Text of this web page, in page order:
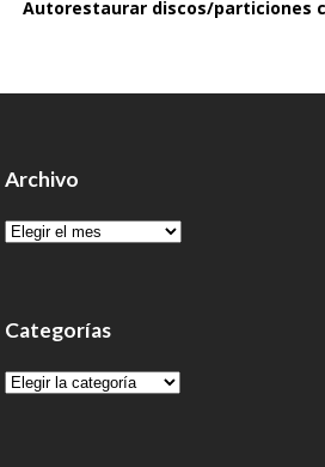
Autorestaurar discos/particiones
Archivo
Archivo
Categorías
Categorías